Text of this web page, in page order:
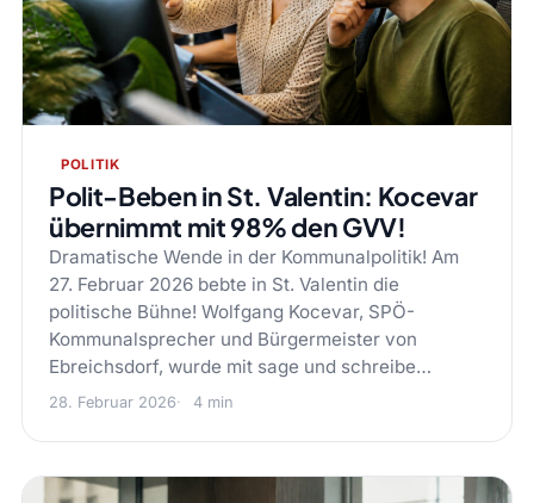
POLITIK
Polit-Beben in St. Valentin: Kocevar
übernimmt mit 98% den GVV!
Dramatische Wende in der Kommunalpolitik! Am
27. Februar 2026 bebte in St. Valentin die
politische Bühne! Wolfgang Kocevar, SPÖ-
Kommunalsprecher und Bürgermeister von
Ebreichsdorf, wurde mit sage und schreibe…
28. Februar 2026 4 min